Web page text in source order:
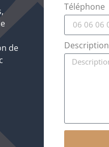
de
Téléphone